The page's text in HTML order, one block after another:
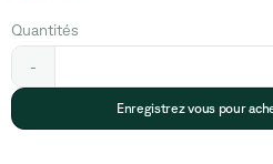
Quantités
-
Enregistrez vous pour